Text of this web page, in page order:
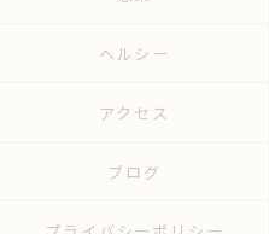
ヘルシー
アクセス
ブログ